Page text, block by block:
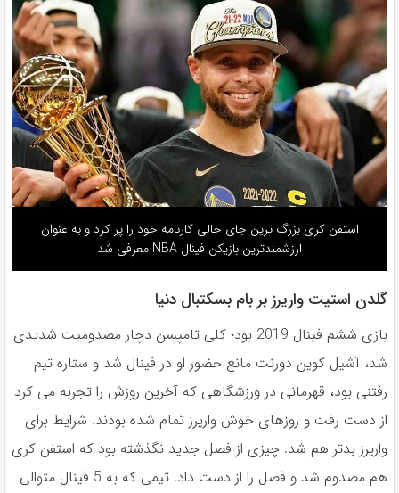
استفن کری بزرگ ترین جای خالی کارنامه خود را پر کرد و به عنوان
ارزشمندترین بازیکن فینال NBA معرفی شد
گلدن استیت واریرز بر بام بسکتبال دنیا
بازى ششم فينال 2019 بود؛ كلى تامپسن دچار مصدوميت شديدى
شد، آشيل كوين دورنت مانع حضور او در فينال شد و ستاره تيم
رفتنى بود، قهرمانى در ورزشگاهى كه آخرين روزش را تجربه مى كرد
از دست رفت و روزهاى خوش واريرز تمام شده بودند. شرايط براى
واريرز بدتر هم شد. چيزى از فصل جديد نگذشته بود كه استفن كرى
هم مصدوم شد و فصل را از دست داد. تيمى كه به 5 فينال متوالى